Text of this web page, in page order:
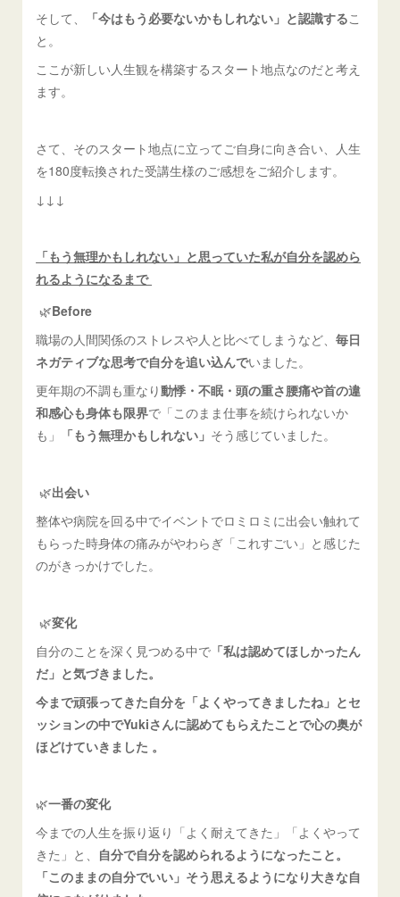
そして、
「今はもう必要ないかもしれない」と認識するこ
と。
ここが新しい人生観を構築するスタート地点なのだと考え
ます。
さて、そのスタート地点に立ってご自身に向き合い、人生
を180度転換された受講生様のご感想をご紹介します。
↓↓↓
「もう無理かもしれない」と思っていた私が自分を認めら
れるようになるまで
🌿Before
職場の人間関係のストレスや人と比べてしまうなど、毎日
ネガティブな思考で自分を追い込んでいました。
更年期の不調も重なり動悸・不眠・頭の重さ腰痛や首の違
和感心も身体も限界で「このまま仕事を続けられないか
も」
「もう無理かもしれない」 そう感じていました。
🌿出会い
整体や病院を回る中でイベントでロミロミに出会い触れて
もらった時身体の痛みがやわらぎ「これすごい」と感じた
のがきっかけでした。
🌿変化
自分のことを深く見つめる中で 「私は認めてほしかったん
だ」と気づきました。
今まで頑張ってきた自分を「よくやってきましたね」とセ
ッションの中でYukiさんに認めてもらえたことで心の奥が
ほどけていきました 。
🌿一番の変化
今までの人生を振り返り「よく耐えてきた」「よくやって
きた」と、 自分で自分を認められるようになったこと。
「このままの自分でいい」そう思えるようになり大きな自